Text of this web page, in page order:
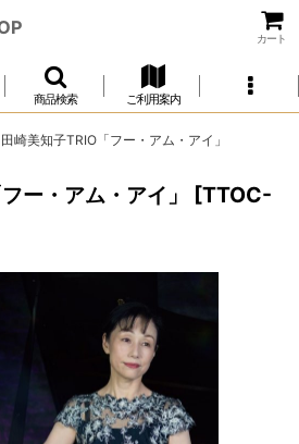
カート
商品検索 ご利用案内
田崎美知子TRIO「フー・アム・アイ」
ー・アム・アイ」 [TTOC-